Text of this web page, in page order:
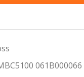
061B000066